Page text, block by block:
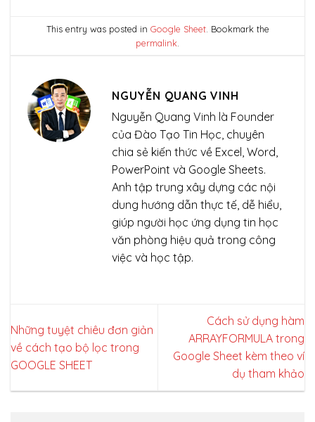
This entry was posted in Google Sheet. Bookmark the
permalink
NGUYỄN QUANG VINH
Nguyễn Quang Vinh là Founder
của Đào Tạo Tin Học, chuyên
chia sẻ kiến thức về Excel, Word,
PowerPoint và Google Sheets.
Anh tập trung xây dựng các nội
dung hướng dẫn thực tế, dễ hiểu,
giúp người học ứng dụng tin học
văn phòng hiệu quả trong công
việc và học tập.
Những tuyệt chiêu đơn giản
về cách tạo bộ lọc trong
GOOGLE SHEET
Cách sử dụng hàm
ARRAYFORMULA trong
Google Sheet kèm theo ví
dụ tham khảo